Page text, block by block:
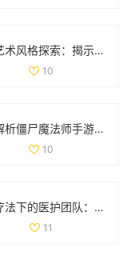
大胆艺术风格探索：揭示创意与表达的无限可能
10
全面解析僵尸魔法师手游与决胜时刻僵尸模式的攻略与技巧
10
特别疗法下的医护团队：双重角色与责任分析
11